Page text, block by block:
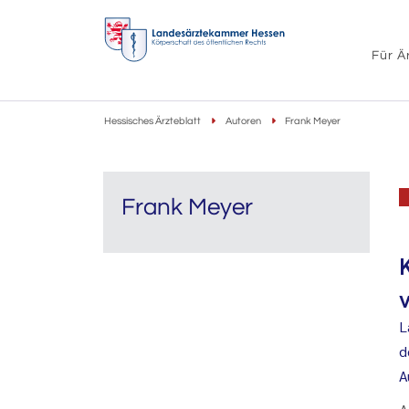
Für
Hessisches Ärzteblatt Autoren Frank Meyer
Frank Meyer